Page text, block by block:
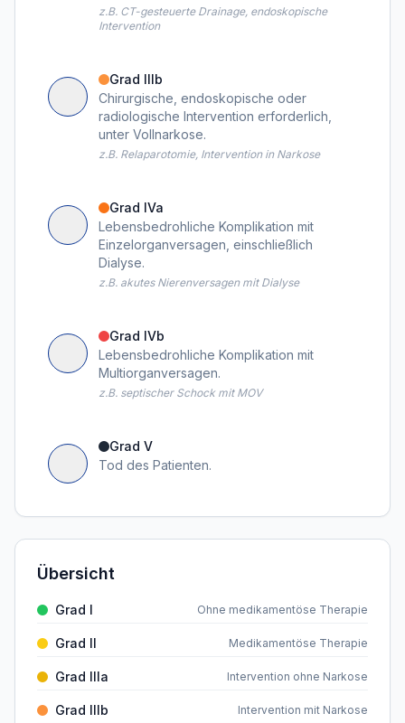
z.B. CT-gesteuerte Drainage, endoskopische
Intervention
Grad IIIb
Chirurgische, endoskopische oder
radiologische Intervention erforderlich,
unter Vollnarkose.
z.B. Relaparotomie, Intervention in Narkose
Grad IVa
Lebensbedrohliche Komplikation mit
Einzelorganversagen, einschließlich
Dialyse.
z.B. akutes Nierenversagen mit Dialyse
Grad IVb
Lebensbedrohliche Komplikation mit
Multiorganversagen.
z.B. septischer Schock mit MOV
Grad V
Tod des Patienten.
Übersicht
Grad I Ohne medikamentöse Therapie
Grad II Medikamentöse Therapie
Grad IIIa Intervention ohne Narkose
Grad IIIb Intervention mit Narkose